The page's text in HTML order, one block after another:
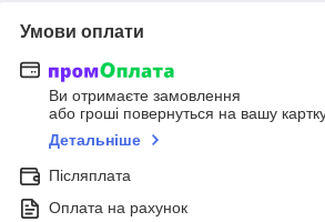
Умови оплати
Ви отримаєте замовлення
або гроші повернуться на вашу
Детальніше
Післяплата
Оплата на рахунок